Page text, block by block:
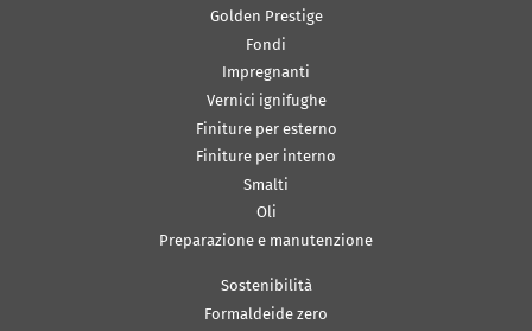
Golden Prestige
Fondi
Impregnanti
Vernici ignifughe
Finiture per esterno
Finiture per interno
Smalti
Oli
Preparazione e manutenzione
Sostenibilità
Formaldeide zero